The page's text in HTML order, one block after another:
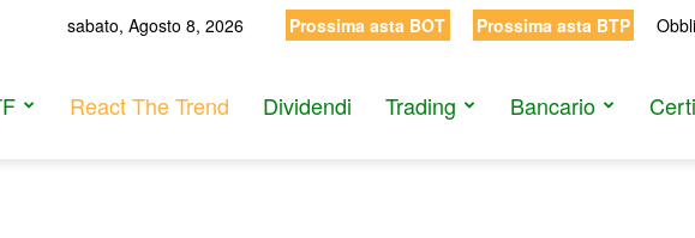
sabato, Agosto 8, 2026 Prossima asta BOT Prossima asta BTP
React The Trend Dividendi Trading Bancario